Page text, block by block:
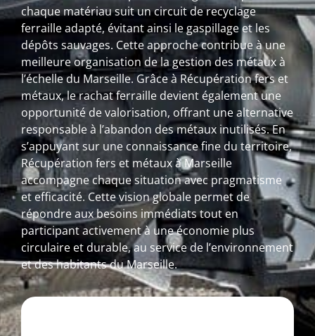
chaque matériau suit un circuit de recyclage
ferraille adapté, évitant ainsi le gaspillage et les
dépôts sauvages. Cette approche contribue à une
meilleure organisation de la gestion des métaux à
l’échelle du Marseille. Grâce à Récupération fers et
métaux, le rachat ferraille devient également une
opportunité de valorisation, offrant une alternative
responsable à l’abandon des métaux inutilisés. En
s’appuyant sur une connaissance fine du territoire,
Récupération fers et métaux à Marseille
accompagne chaque situation avec pragmatisme
et efficacité. Cette vision globale permet de
répondre aux besoins immédiats tout en
participant activement à une économie plus
circulaire et durable, au service de l’environnement
et des habitants du Marseille.